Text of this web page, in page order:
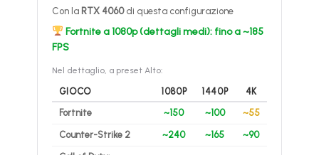
Con la RTX 4060di questa configurazione
Fortnite a 1080p (dettagli medi): fino a ~185
FPS
Nel dettaglio, a preset Alto:
GIOCO 1080P 1440P
4K
Fortnite
~150 ~100 ~55
Counter-Strike 2 ~240 ~165 ~90